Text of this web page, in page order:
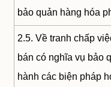
bảo quản hàng hóa
2.5. Về tranh chấp
bán có nghĩa vụ bảo
hành các biện pháp